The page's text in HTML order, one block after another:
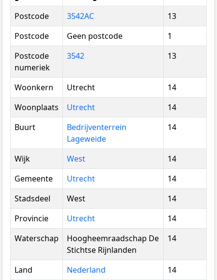
Postcode
3542AC
13
Postcode
Geen postcode
1
Postcode
numeriek
3542 13
Woonkern Utrecht
14
Woonplaats
Utrecht
14
Buurt
Bedrijventerrein
Lageweide
14
Wijk West
14
Gemeente
Utrecht
14
Stadsdeel
West
14
Provincie
Utrecht
14
Waterschap
Hoogheemraadschap De
Stichtse Rijnlanden
14
Land Nederland 14